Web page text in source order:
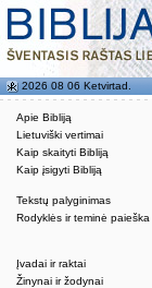
Apie Bibliją
Lietuviški vertimai
Kaip skaityti Bibliją
Kaip įsigyti Bibliją
Tekstų palyginimas
Rodyklės ir teminė paieška
Įvadai ir raktai
Žinynai ir žodynai
2026 08 06 Ketvirtad.